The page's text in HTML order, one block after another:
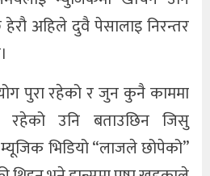
अहिले दुवै पेसालाइ निरन्तर
पुरा रहेको र जुन कुनै काममा
रहेको उनि बताउछिन जिसु
म्यूजिक भिडियो “लाजले छोपेको”